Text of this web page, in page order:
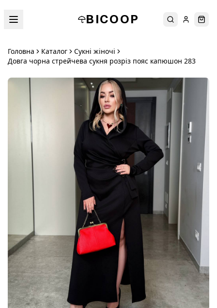
BICOOP ПошукУвійти
Головна Каталог
Сукні жіночі
Довга чорна стрейчева сукня розріз пояс капюшон 283